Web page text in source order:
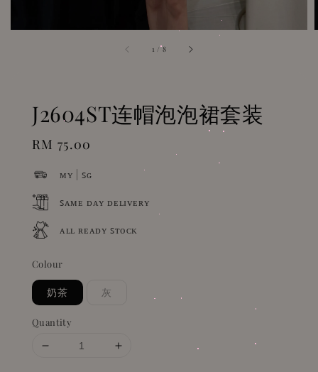
1 /8
J2604ST连帽泡泡裙套装
Regular
RM 75.00
ᴍʏ | ꜱɢ
ꜱᴀᴍᴇ ᴅᴀʏ ᴅᴇʟɪᴠᴇʀʏ
ᴀʟʟ ʀᴇᴀᴅʏ ꜱᴛᴏᴄᴋ
Colour
奶茶 灰
Quantity